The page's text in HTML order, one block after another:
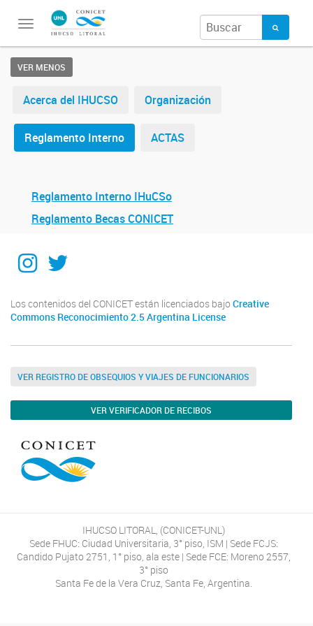
Toggle
VER MENOS
Acerca del IHUCSO Organización
Reglamento Interno ACTAS
Reglamento Interno IHuCSo
Reglamento Becas CONICET
Instagram
Twitter
Los contenidos del CONICET están licenciados bajo Creative
Commons Reconocimiento 2.5 Argentina License
VER REGISTRO DE OBSEQUIOS Y VIAJES DE FUNCIONARIOS
VER VERIFICADOR DE RECIBOS
IHUCSO LITORAL, (CONICET-UNL)
Sede FHUC: Ciudad Universitaria, 3° piso, ISM | Sede FCJS:
Candido Pujato 2751, 1° piso, ala este | Sede FCE: Moreno 2557,
3° piso
Santa Fe de la Vera Cruz, Santa Fe, Argentina.